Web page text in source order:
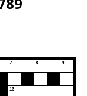
7
13
8 9